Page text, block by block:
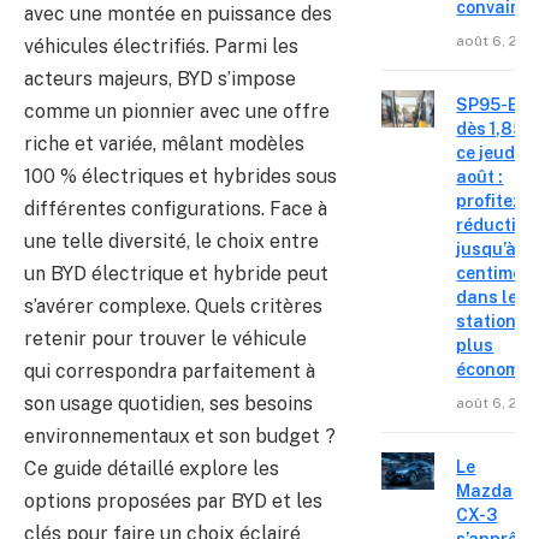
avec une montée en puissance des
véhicules électrifiés. Parmi les
acteurs majeurs, BYD s’impose
comme un pionnier avec une offre
riche et variée, mêlant modèles
100 % électriques et hybrides sous
différentes configurations. Face à
une telle diversité, le choix entre
un BYD électrique et hybride peut
s’avérer complexe. Quels critères
retenir pour trouver le véhicule
qui correspondra parfaitement à
son usage quotidien, ses besoins
environnementaux et son budget ?
Ce guide détaillé explore les
options proposées par BYD et les
clés pour faire un choix éclairé
août 6,
SP95-E10
dès 1,85
ce jeudi 6
août :
profitez
jusqu’à 15
centimes
dans les
stations
plus
août 6,
Le
Mazda
CX-3